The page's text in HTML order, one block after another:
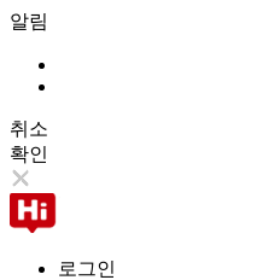
알림
취소
확인
로그인